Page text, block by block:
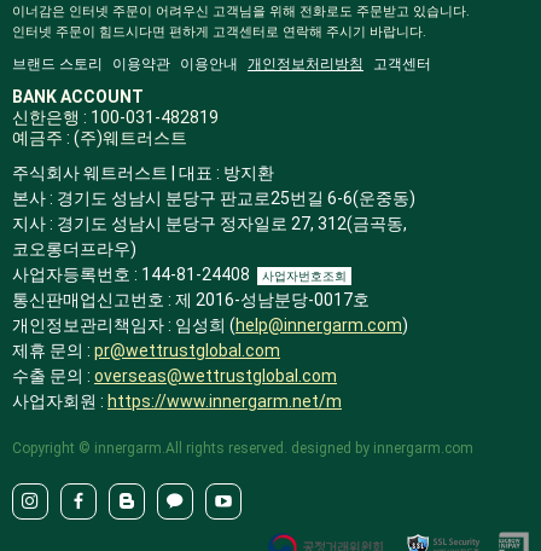
이너감은 인터넷 주문이 어려우신 고객님을 위해 전화로도 주문받고 있습니다.
인터넷 주문이 힘드시다면 편하게 고객센터로 연락해 주시기 바랍니다.
브랜드 스토리 이용약관 이용안내 개인정보처리방침 고객센터
BANK ACCOUNT
신한은행 : 100-031-482819
예금주 : (주)웨트러스트
주식회사 웨트러스트 | 대표 : 방지환
본사 : 경기도 성남시 분당구 판교로25번길 6-6(운중동)
지사 : 경기도 성남시 분당구 정자일로 27, 312(금곡동,
코오롱더프라우)
사업자등록번호 : 144-81-24408
사업자번호조회
통신판매업신고번호 : 제 2016-성남분당-0017호
개인정보관리책임자 : 임성희 (help@innergarm.com)
제휴 문의 : pr@wettrustglobal.com
수출 문의 : overseas@wettrustglobal.com
사업자회원 : https://www.innergarm.net/m
Copyright © innergarm.All rights reserved. designed by innergarm.com